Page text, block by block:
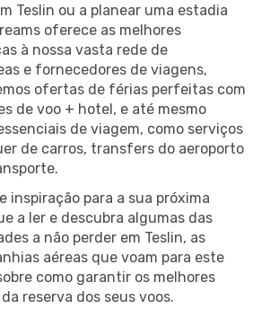
Teslin ou a planear uma estadia
oferece as melhores
à nossa vasta rede de
e fornecedores de viagens,
ofertas de férias perfeitas com
de voo + hotel, e até mesmo
de viagem, como serviços
de carros, transfers do aeroporto
inspiração para a sua próxima
a ler e descubra algumas das
a não perder em Teslin, as
aéreas que voam para este
como garantir os melhores
reserva dos seus voos.